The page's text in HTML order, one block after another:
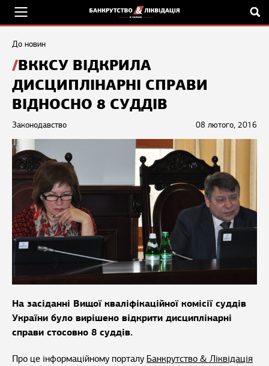
До новин
ВККСУ ВІДКРИЛА
ДИСЦИПЛІНАРНІ СПРАВИ
ВІДНОСНО 8 СУДДІВ
08 лютого, 2016
Законодавство
На засіданні Вищої кваліфікаційної комісії суддів
України було вирішено відкрити дисциплінарні
справи стосовно 8 суддів.
Про це інформаційному порталу Банкрутство & Ліквідація